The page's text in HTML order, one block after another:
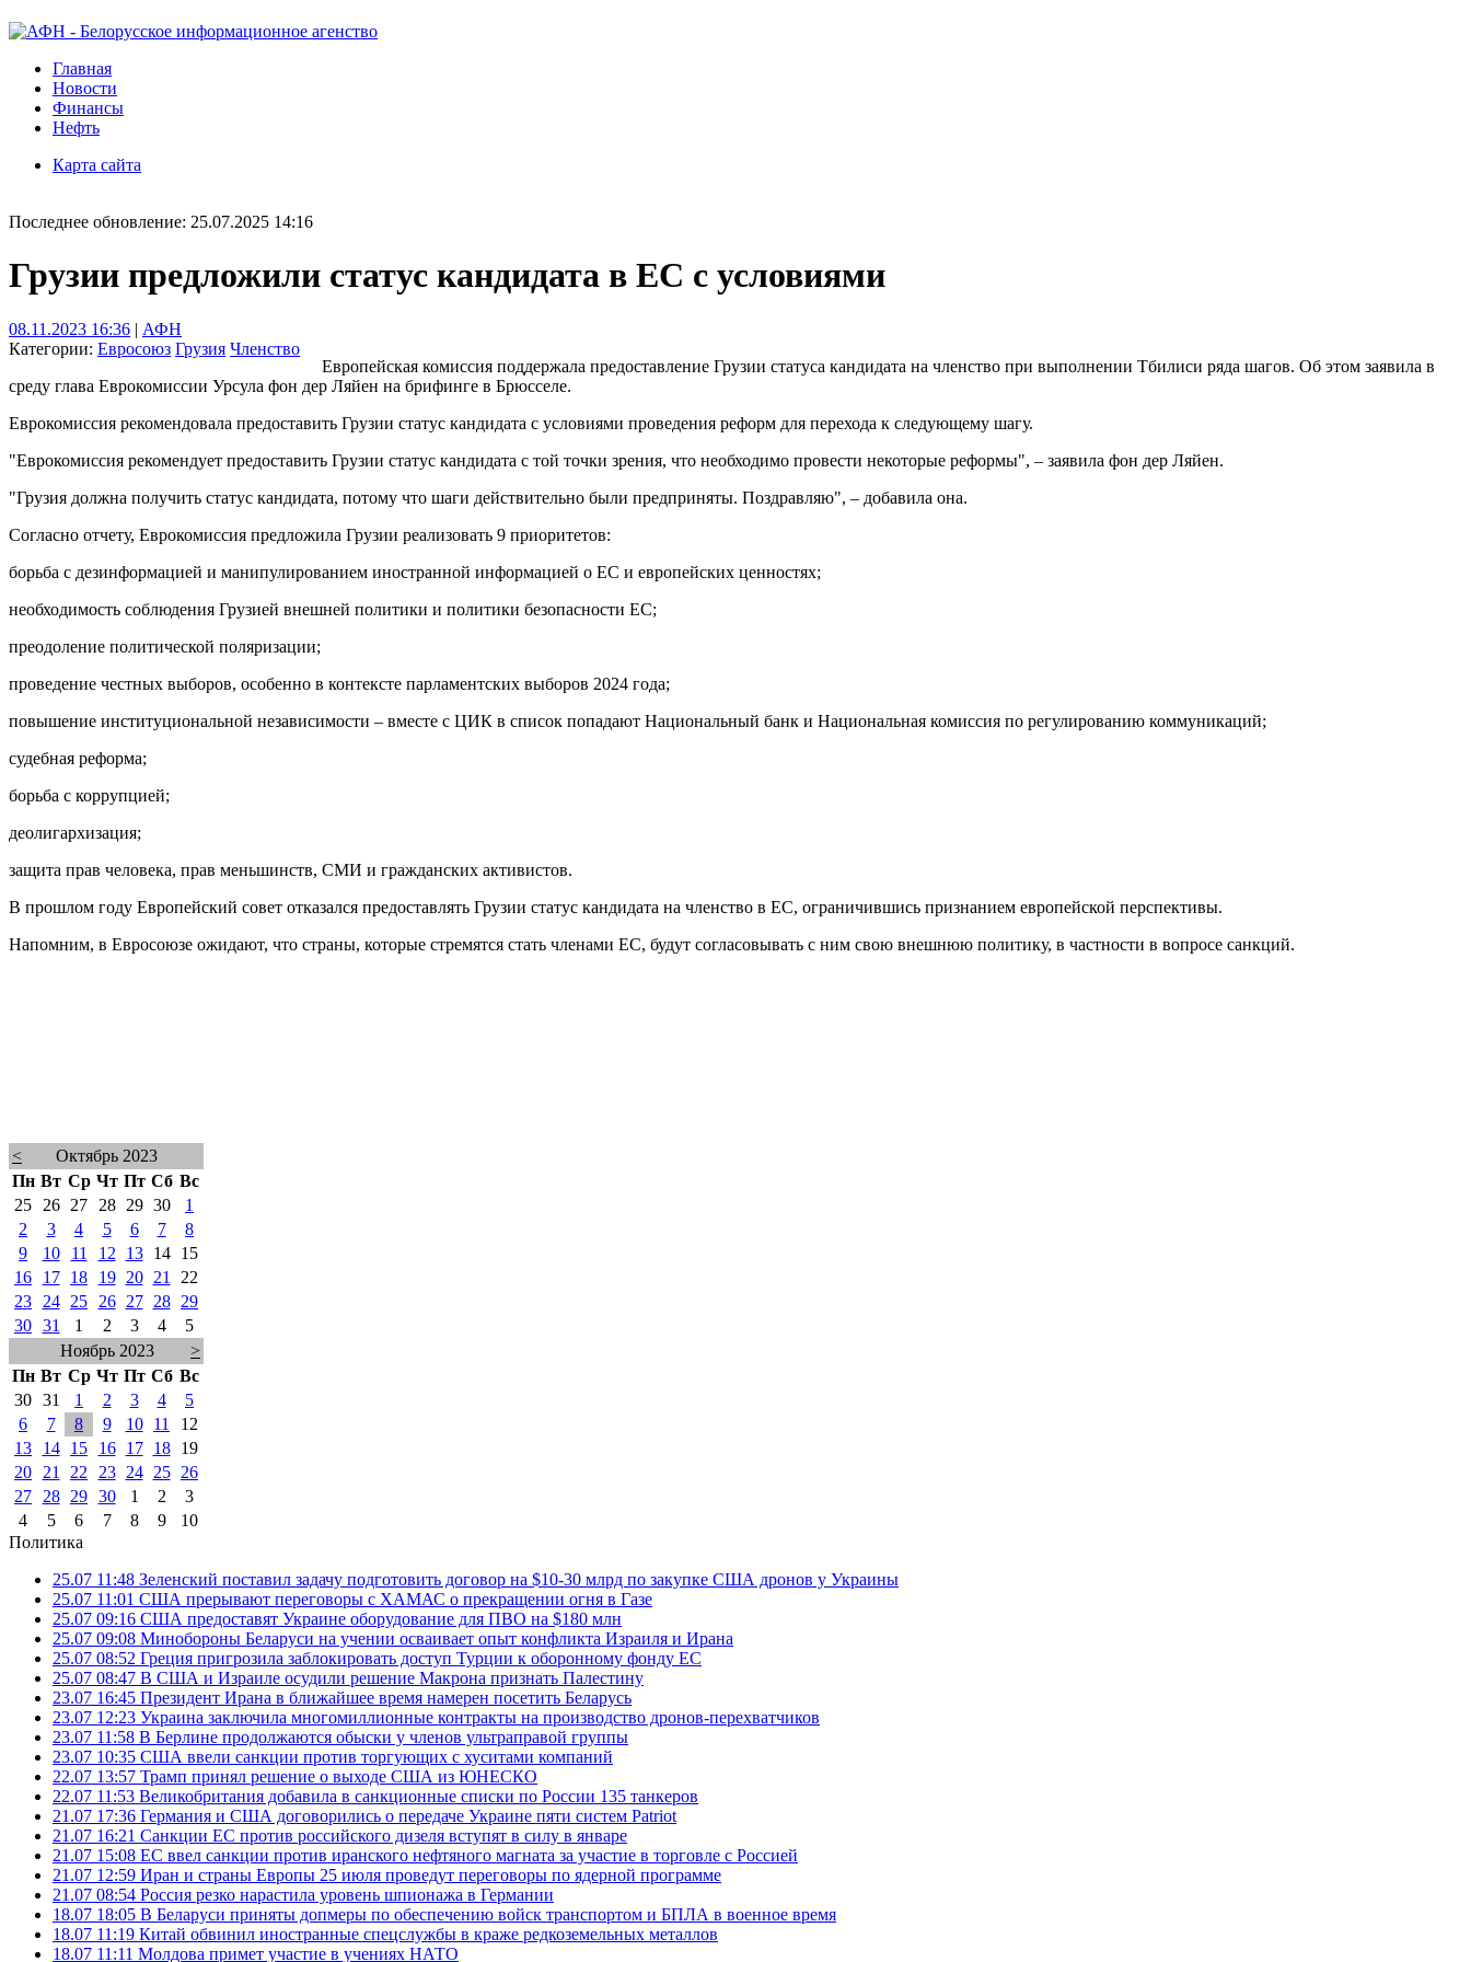
Главная
Новости
Финансы
Нефть
Карта сайта
Последнее обновление: 25.07.2025 14:16
Грузии предложили статус кандидата в ЕС с условиями
08.11.2023 16:36 | АФН
Категории: Евросоюз Грузия Членство
Европейская комиссия поддержала предоставление Грузии статуса кандидата на членство при выполнении Тбилиси ряда шагов. Об этом заявила в
среду глава Еврокомиссии Урсула фон дер Ляйен на брифинге в Брюсселе.
Еврокомиссия рекомендовала предоставить Грузии статус кандидата с условиями проведения реформ для перехода к следующему шагу.
"Еврокомиссия рекомендует предоставить Грузии статус кандидата с той точки зрения, что необходимо провести некоторые реформы", – заявила фон дер Ляйен.
"Грузия должна получить статус кандидата, потому что шаги действительно были предприняты. Поздравляю", – добавила она.
Согласно отчету, Еврокомиссия предложила Грузии реализовать 9 приоритетов:
борьба с дезинформацией и манипулированием иностранной информацией о ЕС и европейских ценностях;
необходимость соблюдения Грузией внешней политики и политики безопасности ЕС;
преодоление политической поляризации;
проведение честных выборов, особенно в контексте парламентских выборов 2024 года;
повышение институциональной независимости – вместе с ЦИК в список попадают Национальный банк и Национальная комиссия по регулированию коммуникаций;
судебная реформа;
борьба с коррупцией;
деолигархизация;
защита прав человека, прав меньшинств, СМИ и гражданских активистов.
В прошлом году Европейский совет отказался предоставлять Грузии статус кандидата на членство в ЕС, ограничившись признанием европейской перспективы.
Напомним, в Евросоюзе ожидают, что страны, которые стремятся стать членами ЕС, будут согласовывать с ним свою внешнюю политику, в частности в вопросе санкций.
<
Октябрь 2023
Пн Вт Ср Чт Пт Сб Вс
25
26 27 28 29 30
1
2
3 4 5 6 7
8
9
10 11 12 13 14
15
16
17 18 19 20 21
22
23
24 25 26 27 28
29
30 31 1 2 3 4
5
Ноябрь 2023
>
Пн Вт Ср Чт Пт Сб Вс
30 31 1 2 3 4
5
6
7 8 9 10 11
12
13
14 15 16 17 18
19
20
21 22 23 24 25
26
27
28 29 30 1 2
3
4
5 6 7 8 9
10
Политика
25.07 11:48 Зеленский поставил задачу подготовить договор на $10-30 млрд по закупке США дронов у Украины
25.07 11:01 США прерывают переговоры с ХАМАС о прекращении огня в Газе
25.07 09:16 США предоставят Украине оборудование для ПВО на $180 млн
25.07 09:08 Минобороны Беларуси на учении осваивает опыт конфликта Израиля и Ирана
25.07 08:52 Греция пригрозила заблокировать доступ Турции к оборонному фонду ЕС
25.07 08:47 В США и Израиле осудили решение Макрона признать Палестину
23.07 16:45 Президент Ирана в ближайшее время намерен посетить Беларусь
23.07 12:23 Украина заключила многомиллионные контракты на производство дронов-перехватчиков
23.07 11:58 В Берлине продолжаются обыски у членов ультраправой группы
23.07 10:35 США ввели санкции против торгующих с хуситами компаний
22.07 13:57 Трамп принял решение о выходе США из ЮНЕСКО
22.07 11:53 Великобритания добавила в санкционные списки по России 135 танкеров
21.07 17:36 Германия и США договорились о передаче Украине пяти систем Patriot
21.07 16:21 Санкции ЕС против российского дизеля вступят в силу в январе
21.07 15:08 ЕС ввел санкции против иранского нефтяного магната за участие в торговле с Россией
21.07 12:59 Иран и страны Европы 25 июля проведут переговоры по ядерной программе
21.07 08:54 Россия резко нарастила уровень шпионажа в Германии
18.07 18:05 В Беларуси приняты допмеры по обеспечению войск транспортом и БПЛА в военное время
18.07 11:19 Китай обвинил иностранные спецслужбы в краже редкоземельных металлов
18.07 11:11 Молдова примет участие в учениях НАТО